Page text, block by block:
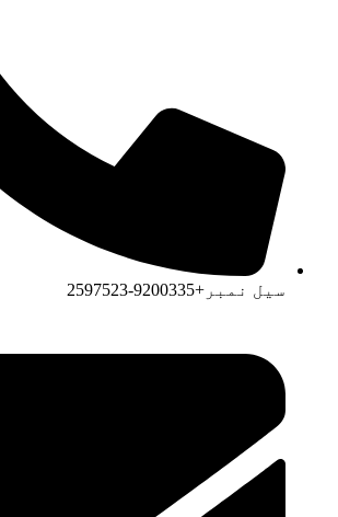
سیل نمبر+9200335-2597523